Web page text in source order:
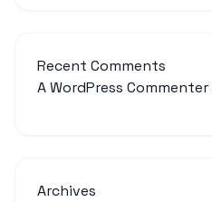
Recent Comments
A WordPress Commenter
Archives